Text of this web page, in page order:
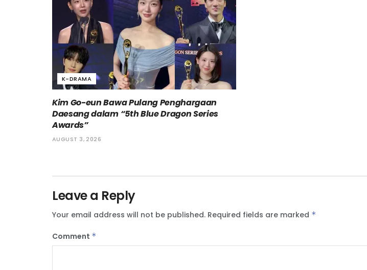
K-DRAMA
Kim Go-eun Bawa Pulang Penghargaan
Daesang dalam “5th Blue Dragon Series
Awards”
AUGUST 3, 2026
Leave a Reply
Your email address will not be published. Required fields are marked *
Comment *